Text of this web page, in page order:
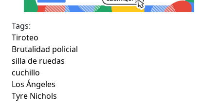
Tags:
Tiroteo
Brutalidad policial
silla de ruedas
cuchillo
Los Ángeles
Tyre Nichols